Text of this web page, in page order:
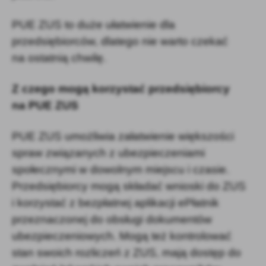
PUE ZUS to duże ułatwienie dla
przedsiębiorców, dlatego nie warto czekać
na ostatnią chwilę.
Z czego mogą korzystać przedsiębiorcy
na PUE ZUS
PUE ZUS umożliwia załatwienie większości
spraw związanych z ubezpieczeniami
społecznymi w dowolnym miejscu i czasie.
Przedsiębiorcy mogą składać wnioski do ZUS
i korzystać z bezpłatnej aplikacji ePłatnik
przeznaczonej do obsługi dokumentów
ubezpieczeniowych. Mogą też kontrolować
stan swoich rozliczeń z ZUS, mają dostęp do